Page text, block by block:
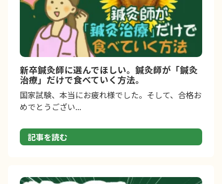
新卒鍼灸師に選んでほしい。鍼灸師が「鍼灸
治療」だけで食べていく方法。
国家試験、本当にお疲れ様でした。そして、合格お
めでとうござい...
記事を読む